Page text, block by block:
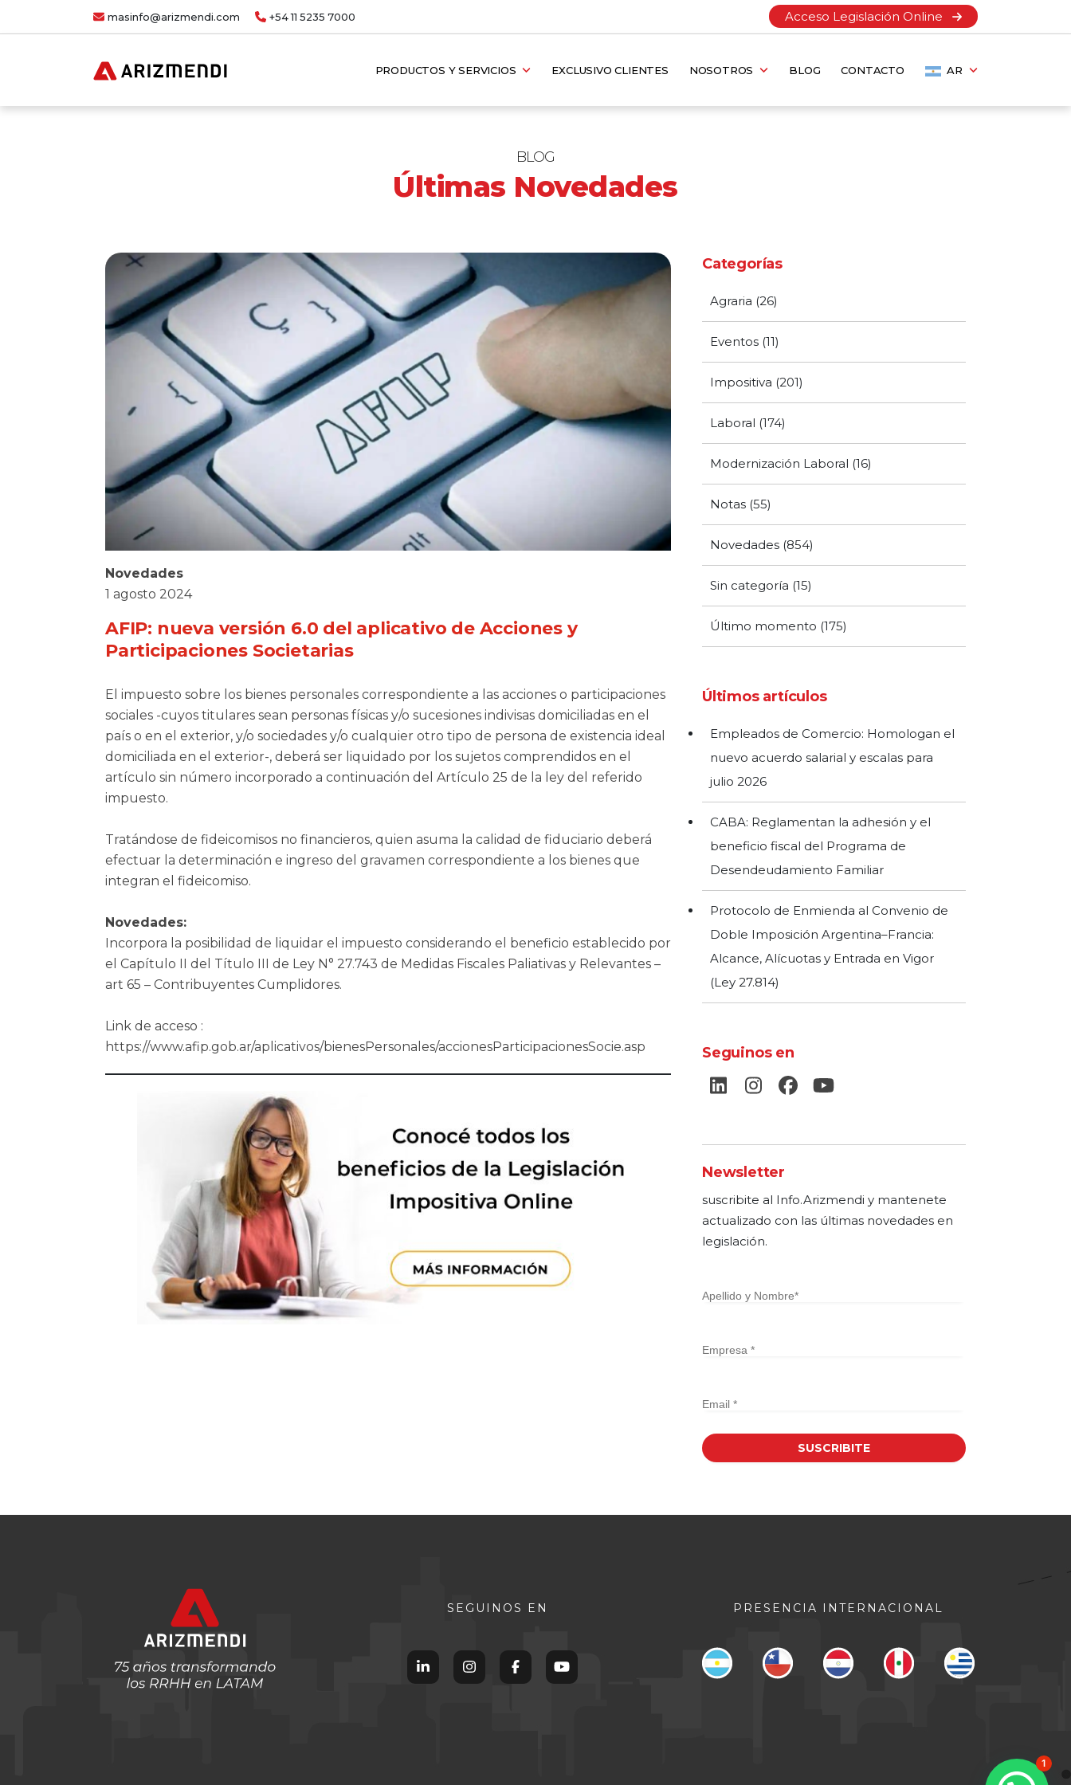
masinfo@arizmendi.com +54 11 5235 7000 Acceso Legislación Online
PRODUCTOS Y SERVICIOS EXCLUSIVO CLIENTES NOSOTROS BLOG CONTACTO AR
BLOG
Últimas Novedades
Novedades
1 agosto 2024
AFIP: nueva versión 6.0 del aplicativo de Acciones y
Participaciones Societarias
El impuesto sobre los bienes personales correspondiente a las acciones o participaciones
sociales -cuyos titulares sean personas físicas y/o sucesiones indivisas domiciliadas en el
país o en el exterior, y/o sociedades y/o cualquier otro tipo de persona de existencia ideal
domiciliada en el exterior-, deberá ser liquidado por los sujetos comprendidos en el
artículo sin número incorporado a continuación del Artículo 25 de la ley del referido
impuesto.
Tratándose de fideicomisos no financieros, quien asuma la calidad de fiduciario deberá
efectuar la determinación e ingreso del gravamen correspondiente a los bienes que
integran el fideicomiso.
Novedades:
Incorpora la posibilidad de liquidar el impuesto considerando el beneficio establecido por
el Capítulo II del Título III de Ley N° 27.743 de Medidas Fiscales Paliativas y Relevantes –
art 65 – Contribuyentes Cumplidores.
Link de acceso :
https://www.afip.gob.ar/aplicativos/bienesPersonales/accionesParticipacionesSocie.asp
Categorías
Agraria (26)
Eventos (11)
Impositiva (201)
Laboral (174)
Modernización Laboral (16)
Notas (55)
Novedades (854)
Sin categoría (15)
Último momento (175)
Últimos artículos
Empleados de Comercio: Homologan el
nuevo acuerdo salarial y escalas para
julio 2026
CABA: Reglamentan la adhesión y el
beneficio fiscal del Programa de
Desendeudamiento Familiar
Protocolo de Enmienda al Convenio de
Doble Imposición Argentina–Francia:
Alcance, Alícuotas y Entrada en Vigor
(Ley 27.814)
Seguinos en
Newsletter
suscribite al Info.Arizmendi y mantenete
actualizado con las últimas novedades en
legislación.
SEGUINOS EN PRESENCIA INTERNACIONAL
1